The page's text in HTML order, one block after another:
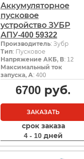
Аккумуляторное
пусковое
устройство ЗУБР
АПУ-400 59322
Производитель: Зубр
Тип: Пусковое
Напряжение АКБ, В: 12
Максимальный ток
запуска, А: 400
6700 руб.
ЗАКАЗАТЬ
срок заказа
4 - 10 дней